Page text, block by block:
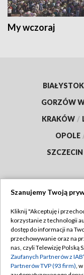
My wczoraj
BIAŁYSTOK
GORZÓW
KRAKÓW /
OPOLE
SZCZECIN
Abonament TVP
Emisja w TVP
Centrum
Szanujemy Twoją
Kliknij "Akceptuję i
korzystanie z technologii
dostęp do informacji na
przechowywanie oraz na
nas, czyli Telewizję Polską
Zaufanych Partnerów z
Partnerów TVP (93 firm),